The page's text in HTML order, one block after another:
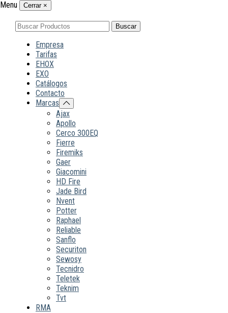
Menu Cerrar ×
Buscar
por:
Buscar
Empresa
Tarifas
EHOX
EXO
Catálogos
Contacto
Marcas
Ajax
Apollo
Cerco 300EQ
Fierre
Firemiks
Gaer
Giacomini
HD Fire
Jade Bird
Nvent
Potter
Raphael
Reliable
Sanflo
Securiton
Sewosy
Tecnidro
Teletek
Teknim
Tvt
RMA